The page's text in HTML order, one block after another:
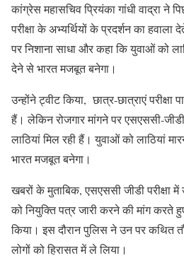
कांग्रेस महासचिव प्रियंका गांधी वाद्रा ने
परीक्षा के अभ्यर्थियों के प्रदर्शन का हवाला
पर निशाना साधा और कहा कि युवाओं को
देने से भारत मजबूत बनेगा।
उन्होंने ट्वीट किया, छात्र-छात्राएं
हैं। लेकिन रोजगार मांगने पर एसएससी-
लाठियां मिल रही हैं। युवाओं को लाठियां
भारत मजबूत बनेगा।
खबरों के मुताबिक, एसएससी जीडी परीक्षा में
को नियुक्ति पत्र जारी करने की मांग करते
किया। इस दौरान पुलिस ने उन पर कथित
लोगों को हिरासत में ले लिया।